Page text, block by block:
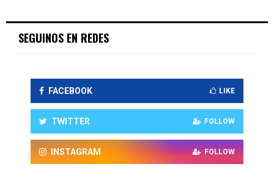
SEGUINOS EN REDES
FACEBOOK LIKE
TWITTER FOLLOW
INSTAGRAM FOLLOW